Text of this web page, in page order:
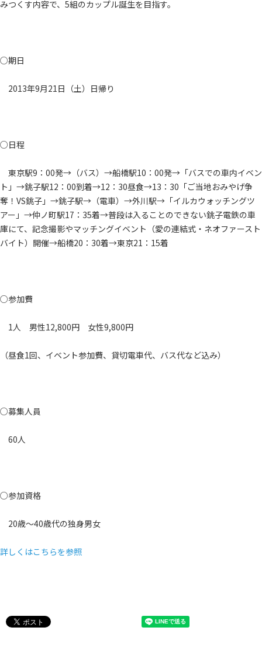
みつくす内容で、5組のカップル誕生を目指す。
○期日
2013年9月21日（土）日帰り
○日程
東京駅9：00発→（バス）→船橋駅10：00発→「バスでの車内イベン
ト」→銚子駅12：00到着→12：30昼食→13：30「ご当地おみやげ争
奪！VS銚子」→銚子駅→（電車）→外川駅→「イルカウォッチングツ
アー」→仲ノ町駅17：35着→普段は入ることのできない銚子電鉄の車
庫にて、記念撮影やマッチングイベント（愛の連結式・ネオファースト
バイト）開催→船橋20：30着→東京21：15着
○参加費
1人 男性12,800円 女性9,800円
（昼食1回、イベント参加費、貸切電車代、バス代など込み）
○募集人員
60人
○参加資格
20歳～40歳代の独身男女
詳しくはこちらを参照